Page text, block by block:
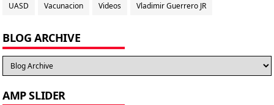
UASD Vacunacion Videos Vladimir Guerrero JR
BLOG ARCHIVE
AMP SLIDER